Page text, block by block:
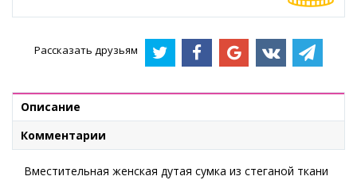
Рассказать друзьям
Описание
Комментарии
Вместительная женская дутая сумка из стеганой ткани